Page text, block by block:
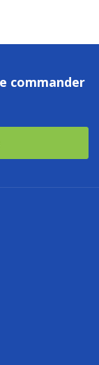
commander